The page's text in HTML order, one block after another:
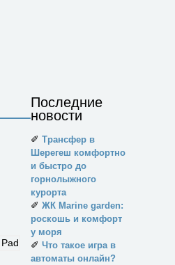
Последние
новости
✐ Трансфер в
Шерегеш комфортно
и быстро до
горнолыжного
курорта
✐ ЖК Marine garden:
роскошь и комфорт
у моря
✐ Что такое игра в
автоматы онлайн?